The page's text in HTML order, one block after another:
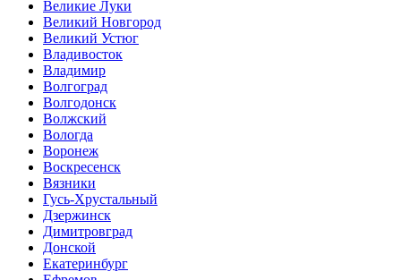
Великие Луки
Великий Новгород
Великий Устюг
Владивосток
Владимир
Волгоград
Волгодонск
Волжский
Вологда
Воронеж
Воскресенск
Вязники
Гусь-Хрустальный
Дзержинск
Димитровград
Донской
Екатеринбург